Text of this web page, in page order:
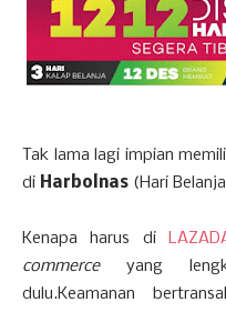
Tak lama lagi impian
di Harbolnas (Hari
Kenapa harus di
commerce yang
dulu.Keamanan